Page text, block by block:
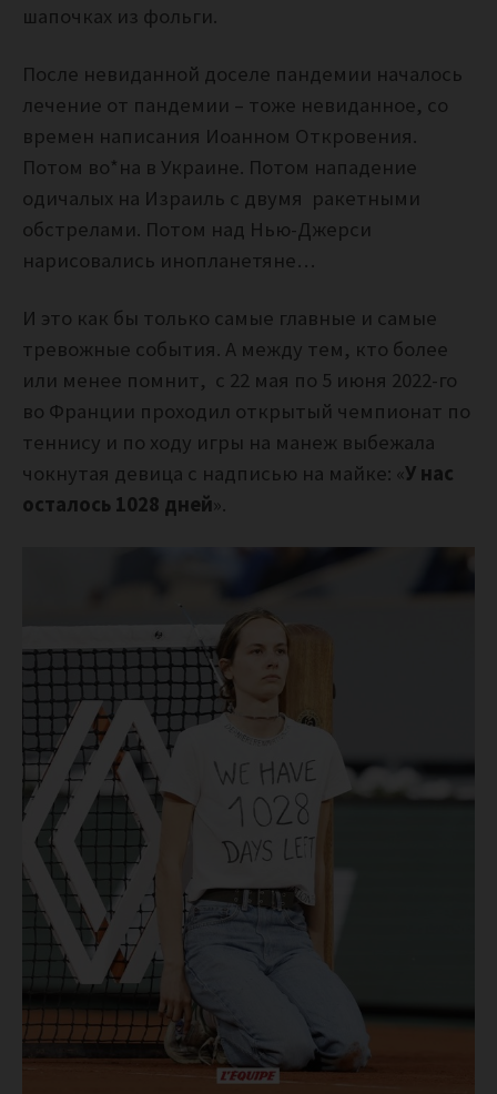
шапочках из фольги.
После невиданной доселе пандемии началось
лечение от пандемии – тоже невиданное, со
времен написания Иоанном Откровения.
Потом во*на в Украине. Потом нападение
одичалых на Израиль с двумя ракетными
обстрелами. Потом над Нью-Джерси
нарисовались инопланетяне…
И это как бы только самые главные и самые
тревожные события. А между тем, кто более
или менее помнит, с 22 мая по 5 июня 2022-го
во Франции проходил открытый чемпионат по
теннису и по ходу игры на манеж выбежала
чокнутая девица с надписью на майке: «У нас
осталось 1028 дней ».